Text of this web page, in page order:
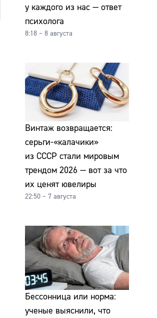
у каждого из нас — ответ
психолога
8:18 – 8 августа
Винтаж возвращается:
серьги-«калачики»
из СССР стали мировым
трендом 2026 — вот за что
их ценят ювелиры
22:50 – 7 августа
Бессонница или норма:
ученые выяснили, что